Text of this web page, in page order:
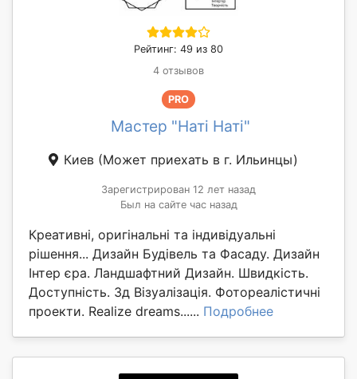
Рейтинг: 49 из 80
4 отзывов
PRO
Мастер "Наті Наті"
Киев (Может приехать в г. Ильинцы)
Зарегистрирован 12 лет назад
Был на сайте час назад
Креативні, оригінальні та індивідуальні
рішення... Дизайн Будівель та Фасаду. Дизайн
Інтер єра. Ландшафтний Дизайн. Швидкість.
Доступність. 3д Візуалізація. Фотореалістичні
проекти. Realize dreams...... Подробнее